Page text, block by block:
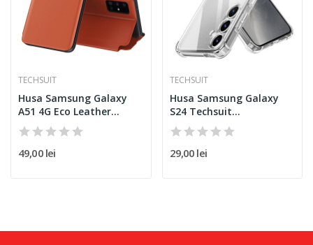
TECHSUIT
Husa Samsung Galaxy
A51 4G Eco Leather
View...
49,00 lei
TECHSUIT
Husa Samsung Galaxy
S24 Techsuit
Shockproof...
29,00 lei